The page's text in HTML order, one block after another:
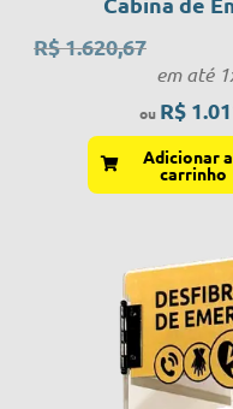
R$1.620,67
em até
R$
Adicionar
carrinho